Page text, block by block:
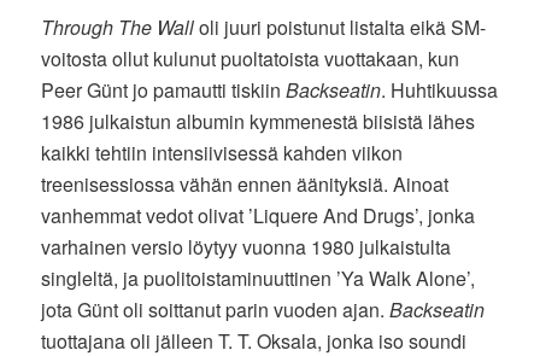
Through The Walloli juuri poistunut listalta eikä SM-
voitosta ollut kulunut puoltatoista vuottakaan, kun
Peer Günt jo pamautti tiskiinBackseatin. Huhtikuussa
1986 julkaistun albumin kymmenestä biisistä lähes
kaikki tehtiin intensiivisessä kahden viikon
treenisessiossa vähän ennen äänityksiä. Ainoat
vanhemmat vedot olivat ’Liquere And Drugs’, jonka
varhainen versio löytyy vuonna 1980 julkaistulta
singleltä, ja puolitoistaminuuttinen ’Ya Walk Alone’,
jota Günt oli soittanut parin vuoden ajan.Backseatin
tuottajana oli jälleen T. T. Oksala, jonka iso soundi